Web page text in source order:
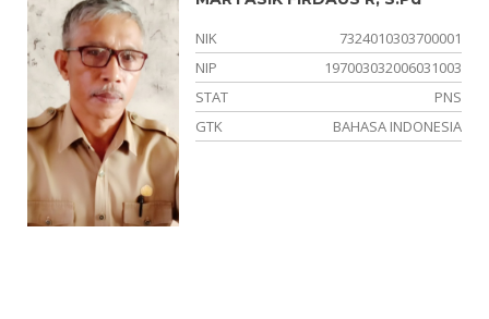
NIK
7324010303700001
NIP
197003032006031003
STAT
PNS
GTK
BAHASA INDONESIA